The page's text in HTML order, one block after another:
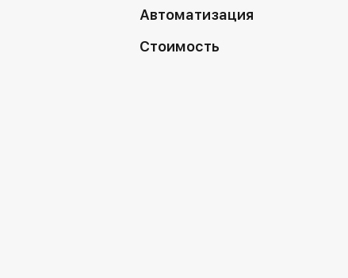
Автоматизация
Стоимость